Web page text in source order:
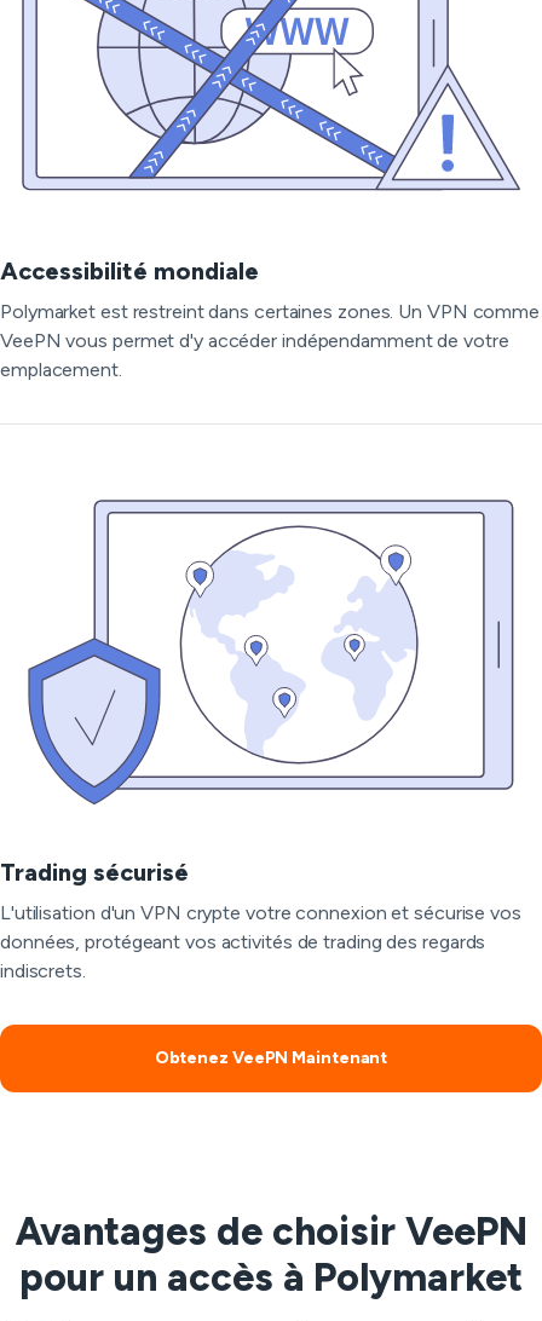
Accessibilité mondiale
Polymarket est restreint dans certaines zones. Un VPN comme
VeePN vous permet d'y accéder indépendamment de votre
emplacement.
Trading sécurisé
L'utilisation d'un VPN crypte votre connexion et sécurise vos
données, protégeant vos activités de trading des regards
indiscrets.
Obtenez VeePN Maintenant
Avantages de choisir VeePN
pour un accès à Polymarket